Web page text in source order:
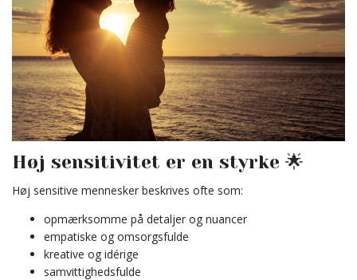
Høj sensitivitet er en styrke 🌟
Høj sensitive mennesker beskrives ofte som:
opmærksomme på detaljer og nuancer
empatiske og omsorgsfulde
kreative og idérige
samvittighedsfulde